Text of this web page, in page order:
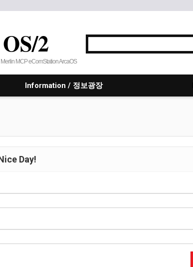
OS/2
MCP eComStation ArcaOS
Information / 정보광장
Day!